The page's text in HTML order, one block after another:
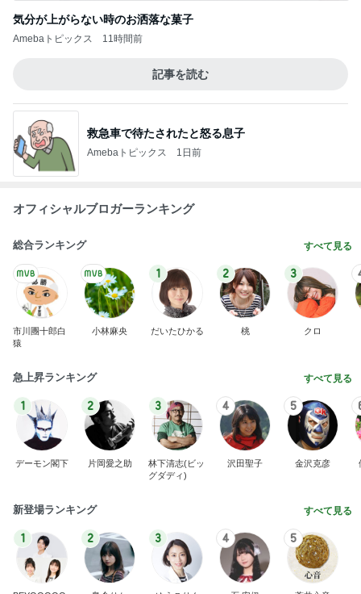
気分が上がらない時のお洒落な菓子
Amebaトピックス 11時間前
記事を読む
救急車で待たされたと怒る息子
Amebaトピックス 1日前
オフィシャルブロガーランキング
総合ランキング すべて見る
市川團十郎白
猿
小林麻央
1
だいたひかる
2
桃
3
クロ
急上昇ランキング すべて見る
1
デーモン閣下
2
片岡愛之助
3
林下清志(ビッ
グダディ)
4
沢田聖子
5
金沢克彦
新登場ランキング すべて見る
1 2 3 4 5